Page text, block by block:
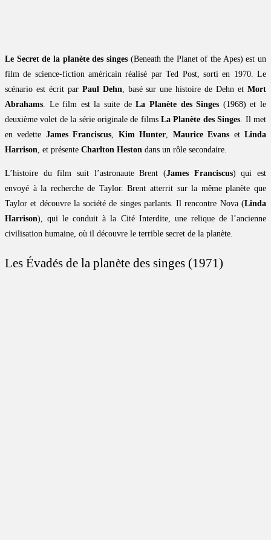
Le Secret de la planète des singes(Beneath the Planet of the Apes) est un
film de science-fiction américain réalisé par Ted Post, sorti en 1970. Le
scénario est écrit par Paul Dehn, basé sur une histoire de Dehn etMort
Abrahams. Le film est la suite deLa Planète des Singes (1968) et le
deuxième volet de la série originale de filmsLa Planète des Singes. Il met
en vedette James Franciscus, Kim Hunter, Maurice Evans etLinda
Harrison, et présente Charlton Heston dans un rôle secondaire.
L’histoire du film suit l’astronaute Brent (James Franciscus) qui est
envoyé à la recherche de Taylor. Brent atterrit sur la même planète que
Taylor et découvre la société de singes parlants. Il rencontre Nova (Linda
Harrison), qui le conduit à la Cité Interdite, une relique de l’ancienne
civilisation humaine, où il découvre le terrible secret de la planète.
Les Évadés de la planète des singes (1971)